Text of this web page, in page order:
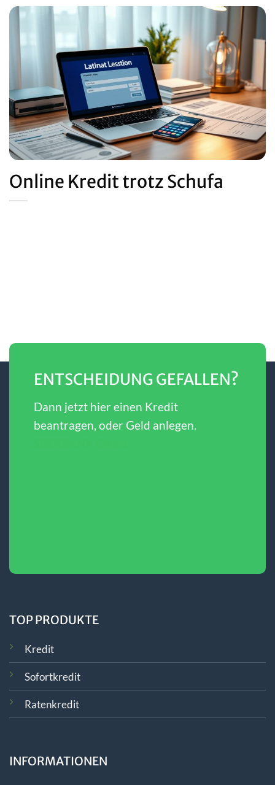
Online Kredit trotz Schufa
ENTSCHEIDUNG GEFALLEN?
Dann jetzt hier einen Kredit
beantragen, oder Geld anlegen.
TOP PRODUKTE
Kredit
Sofortkredit
Ratenkredit
INFORMATIONEN